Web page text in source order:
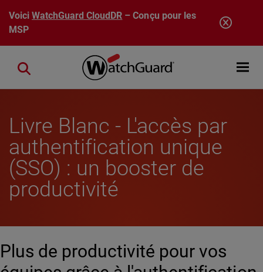
Aller au contenu principal
VoiciWatchGuard CloudDR – Conçu pour les
MSP
Open
Close search
Livre Blanc - L'accès par
authentification unique
(SSO) : un booster de
productivité
Plus de productivité pour vos